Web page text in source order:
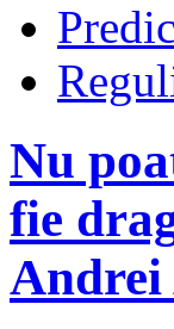
Nu
fie
Andrei